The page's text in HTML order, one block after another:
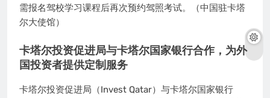
需报名驾校学习课程后再次预约驾照考试。（中国驻卡塔
尔大使馆）
卡塔尔投资促进局与卡塔尔国家银行合作，为外
国投资者提供定制服务
卡塔尔投资促进局（Invest Qatar）与卡塔尔国家银行